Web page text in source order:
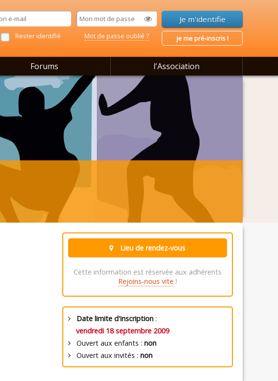
Rester identifié Mot de passe oublié ? je me pré-inscris !
Forums l'Association
Lieu de rendez-vous
Cette information est réservée aux adhérents
Rejoins-nous vite !
Date limite d'inscription:
vendredi 18 septembre 2009
Ouvert aux enfants : non
Ouvert aux invités : non